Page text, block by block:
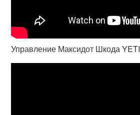
Управление Максидот Шкода YETI